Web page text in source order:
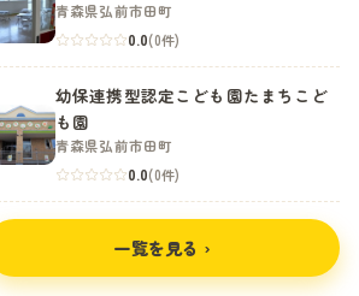
青森県弘前市田町
0.0(0件)
幼保連携型認定こども園たまちこど
も園
青森県弘前市田町
0.0(0件)
一覧を見る ›